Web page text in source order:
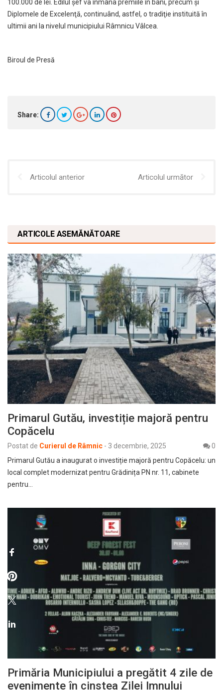
100.000 de lei. Edilul şef va înmâna premiile în bani, precum şi
Diplomele de Excelenţă, continuând, astfel, o tradiţie instituită în
ultimii ani la nivelul municipiului Râmnicu Vâlcea.
Biroul de Presă
Share:
Articolul anterior Articolul următor
ARTICOLE ASEMĂNĂTOARE
Primarul Gutău, investiție majoră pentru
Copăcelu
Postat de Curierul de Râmnic - 3 decembrie, 2025
0
Primarul Gutău a inaugurat o investiție majoră pentru Copăcelu: un
local complet modernizat pentru Grădinița PN nr. 11, cabinete
pentru…
Primăria Municipiului a pregătit 4 zile de
evenimente în cinstea Zilei Imnului